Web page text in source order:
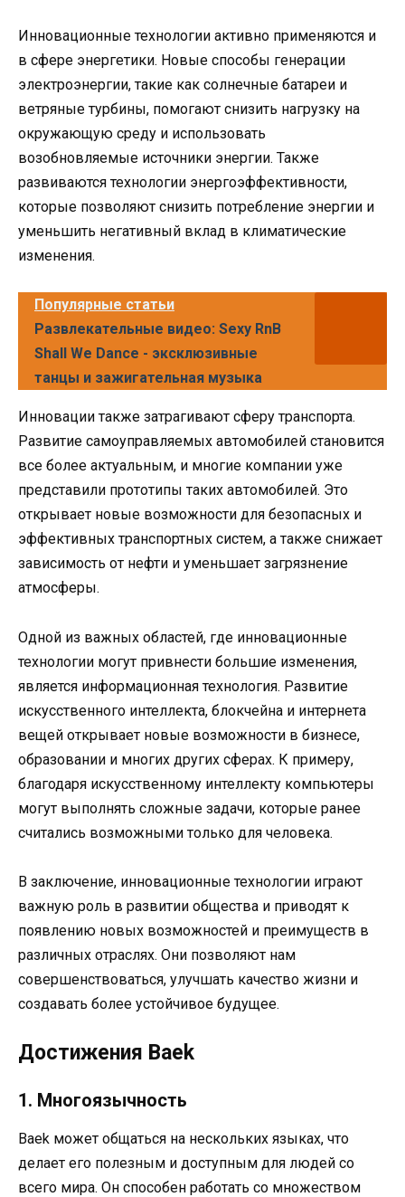
Инновационные технологии активно применяются и
в сфере энергетики. Новые способы генерации
электроэнергии, такие как солнечные батареи и
ветряные турбины, помогают снизить нагрузку на
окружающую среду и использовать
возобновляемые источники энергии. Также
развиваются технологии энергоэффективности,
которые позволяют снизить потребление энергии и
уменьшить негативный вклад в климатические
изменения.
Популярные статьи
Развлекательные видео: Sexy RnB
Shall We Dance - эксклюзивные
танцы и зажигательная музыка
Инновации также затрагивают сферу транспорта.
Развитие самоуправляемых автомобилей становится
все более актуальным, и многие компании уже
представили прототипы таких автомобилей. Это
открывает новые возможности для безопасных и
эффективных транспортных систем, а также снижает
зависимость от нефти и уменьшает загрязнение
атмосферы.
Одной из важных областей, где инновационные
технологии могут привнести большие изменения,
является информационная технология. Развитие
искусственного интеллекта, блокчейна и интернета
вещей открывает новые возможности в бизнесе,
образовании и многих других сферах. К примеру,
благодаря искусственному интеллекту компьютеры
могут выполнять сложные задачи, которые ранее
считались возможными только для человека.
В заключение, инновационные технологии играют
важную роль в развитии общества и приводят к
появлению новых возможностей и преимуществ в
различных отраслях. Они позволяют нам
совершенствоваться, улучшать качество жизни и
создавать более устойчивое будущее.
Достижения Baek
1. Многоязычность
Baek может общаться на нескольких языках, что
делает его полезным и доступным для людей со
всего мира. Он способен работать со множеством